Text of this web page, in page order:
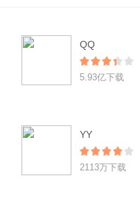
QQ
5.93亿下载
YY
2113万下载